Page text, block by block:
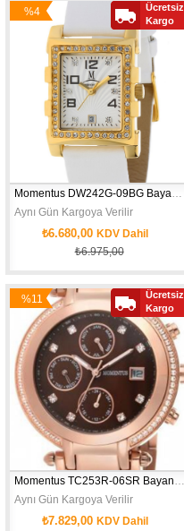
Aynı Gün Kargoya Verilir
₺6.680,00 KDV Dahil
₺6.975,00
%4
İndirim
Ücretsiz
Kargo
Aynı Gün Kargoya Verilir
₺7.829,00 KDV Dahil
%11
İndirim
Ücretsiz
Kargo